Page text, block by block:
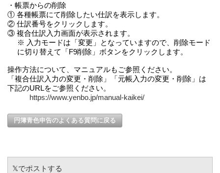
・帳票からの削除
① 各種帳票にて削除したい仕訳を表示します。
② 仕訳番号をクリックします。
③ 複合仕訳入力画面が表示されます。
※ 入力モードは「変更」となっていますので、削除モード
に切り替えて「F9削除」ボタンをクリックします。
操作方法について、マニュアルもご参照ください。
「複合仕訳入力の変更・削除」「元帳入力の変更・削除」は
下記のURLをご参照ください。
https://www.yenbo.jp/manual-kaikei/
円簿青色申告のよくある質問に戻る
𝕏でポストする